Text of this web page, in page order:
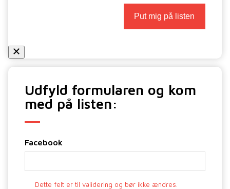
Udfyld formularen og kom
med på listen:
Facebook
Dette felt er til validering og bør ikke ændres.